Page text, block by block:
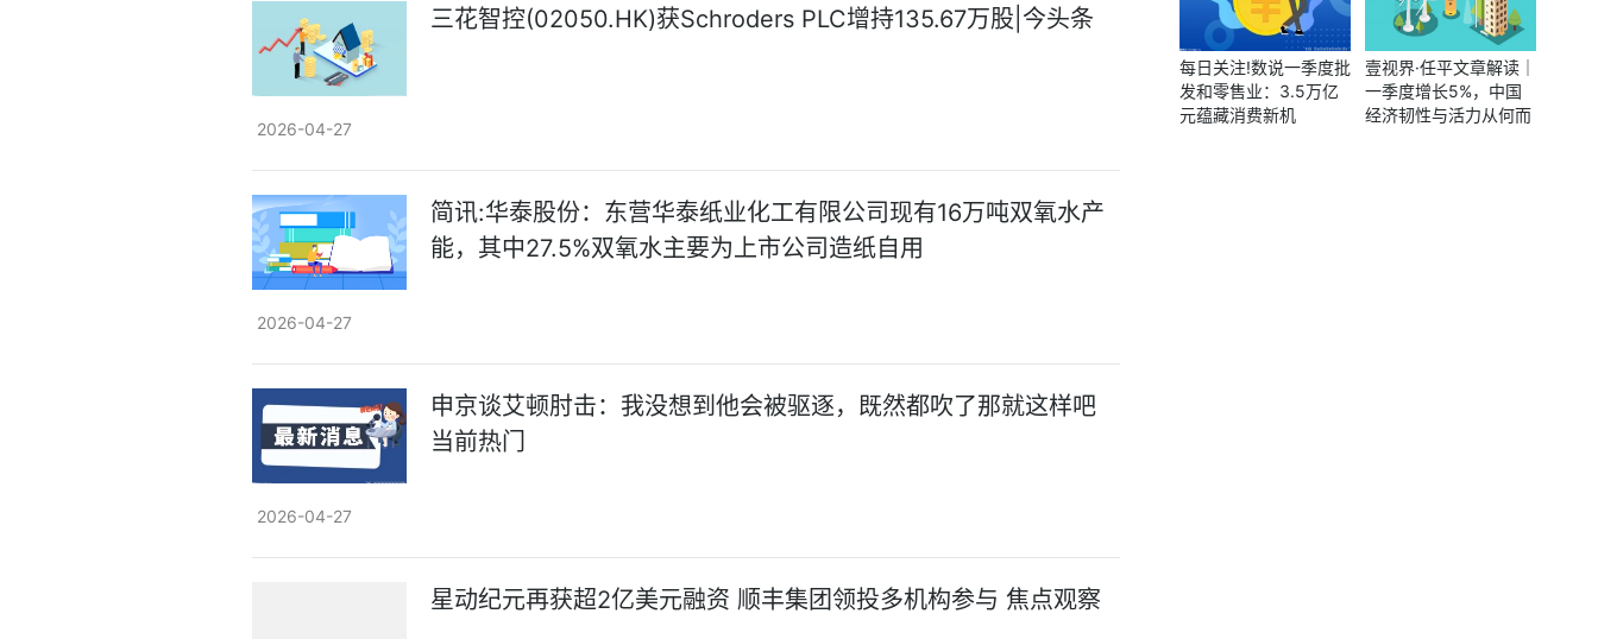
三花智控(02050.HK)获Schroders PLC增持135.67万股|今头条
2026-04-27
简讯:华泰股份：东营华泰纸业化工有限公司现有16万吨双氧水产
能，其中27.5%双氧水主要为上市公司造纸自用
2026-04-27
申京谈艾顿肘击：我没想到他会被驱逐，既然都吹了那就这样吧
当前热门
2026-04-27
星动纪元再获超2亿美元融资 顺丰集团领投多机构参与 焦点观察
每日关注!数说一季度批
发和零售业：3.5万亿
元蕴藏消费新机
壹视界·任平文章解读｜
一季度增长5%，中国
经济韧性与活力从何而